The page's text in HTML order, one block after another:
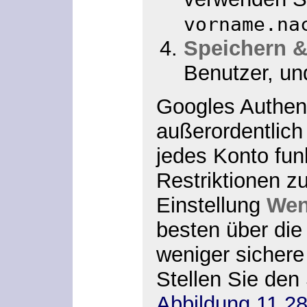
Speichern
Benutzer,
Googles
jedes Konto
Restriktionen
Einstellung
besten über
weniger
Stellen Sie